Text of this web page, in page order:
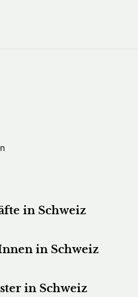
in Schweiz
in Schweiz
in Schweiz